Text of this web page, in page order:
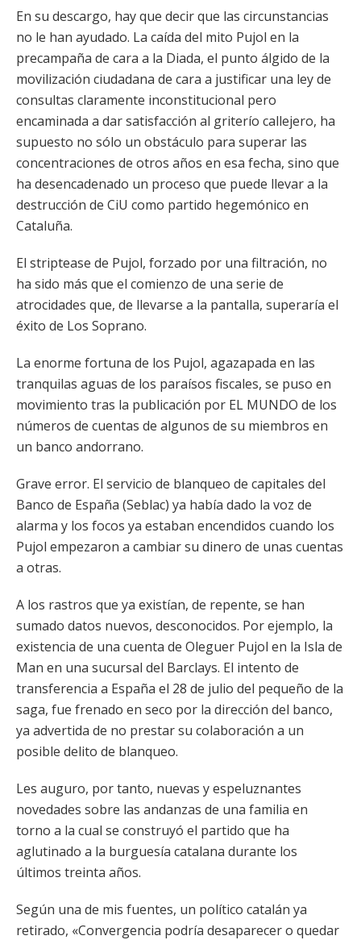
En su descargo, hay que decir que las circunstancias
no le han ayudado. La caída del mito Pujol en la
precampaña de cara a la Diada, el punto álgido de la
movilización ciudadana de cara a justificar una ley de
consultas claramente inconstitucional pero
encaminada a dar satisfacción al griterío callejero, ha
supuesto no sólo un obstáculo para superar las
concentraciones de otros años en esa fecha, sino que
ha desencadenado un proceso que puede llevar a la
destrucción de CiU como partido hegemónico en
Cataluña.
El striptease de Pujol, forzado por una filtración, no
ha sido más que el comienzo de una serie de
atrocidades que, de llevarse a la pantalla, superaría el
éxito de Los Soprano.
La enorme fortuna de los Pujol, agazapada en las
tranquilas aguas de los paraísos fiscales, se puso en
movimiento tras la publicación por EL MUNDO de los
números de cuentas de algunos de su miembros en
un banco andorrano.
Grave error. El servicio de blanqueo de capitales del
Banco de España (Seblac) ya había dado la voz de
alarma y los focos ya estaban encendidos cuando los
Pujol empezaron a cambiar su dinero de unas cuentas
a otras.
A los rastros que ya existían, de repente, se han
sumado datos nuevos, desconocidos. Por ejemplo, la
existencia de una cuenta de Oleguer Pujol en la Isla de
Man en una sucursal del Barclays. El intento de
transferencia a España el 28 de julio del pequeño de la
saga, fue frenado en seco por la dirección del banco,
ya advertida de no prestar su colaboración a un
posible delito de blanqueo.
Les auguro, por tanto, nuevas y espeluznantes
novedades sobre las andanzas de una familia en
torno a la cual se construyó el partido que ha
aglutinado a la burguesía catalana durante los
últimos treinta años.
Según una de mis fuentes, un político catalán ya
retirado, «Convergencia podría desaparecer o quedar